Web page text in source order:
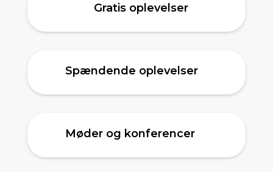
Gratis oplevelser
Spændende oplevelser
Møder og konferencer